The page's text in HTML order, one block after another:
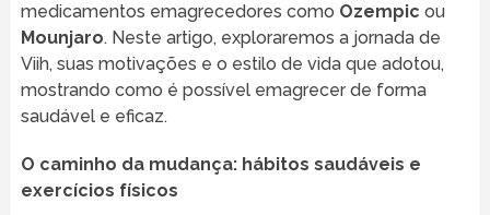
medicamentos emagrecedores como Ozempic ou
Mounjaro. Neste artigo, exploraremos a jornada de
Viih, suas motivações e o estilo de vida que adotou,
mostrando como é possível emagrecer de forma
saudável e eficaz.
O caminho da mudança: hábitos saudáveis e
exercícios físicos